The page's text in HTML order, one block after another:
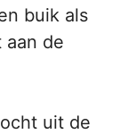
buik als
de
uit de